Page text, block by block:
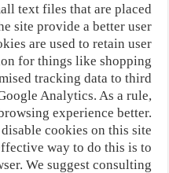
المذاهب ليست قدرًا لا يمكن تجاوزه
ليست المنفعة تأتي من إسلامية
المتهاون بوطنه متهاون بدينه حتماً
نسج العلاقة مع الآخر تكون من خلال
text files that are placed
site provide a better user
are used to retain user
for things like shopping
tracking data to third
Analytics. As a rule,
experience better.
cookies on this site
way to do this is to
We suggest consulting